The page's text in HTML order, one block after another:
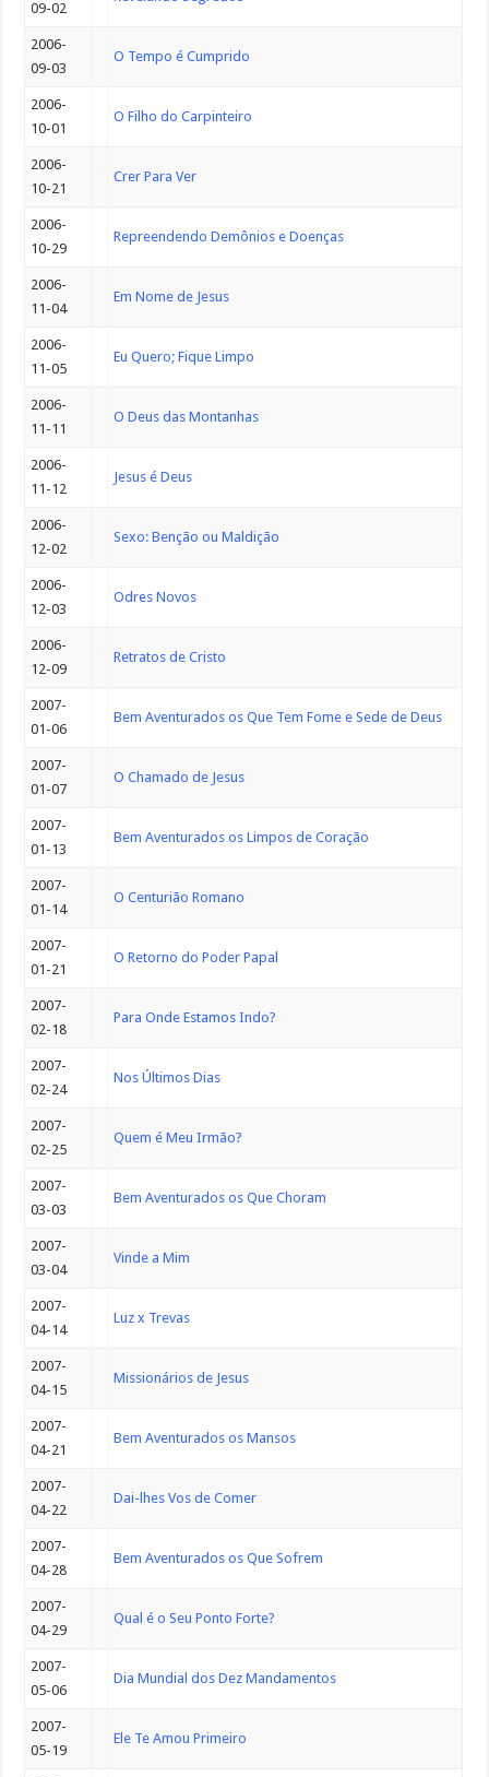
09-02
2006-
09-03
O Tempo é Cumprido
2006-
10-01
O Filho do Carpinteiro
2006-
10-21
Crer Para Ver
2006-
10-29
Repreendendo Demônios e Doenças
2006-
11-04
Em Nome de Jesus
2006-
11-05
Eu Quero; Fique Limpo
2006-
11-11
O Deus das Montanhas
2006-
11-12
Jesus é Deus
2006-
12-02
Sexo: Benção ou Maldição
2006-
12-03
Odres Novos
2006-
12-09
Retratos de Cristo
2007-
01-06
Bem Aventurados os Que Tem Fome e Sede de Deus
2007-
01-07
O Chamado de Jesus
2007-
01-13
Bem Aventurados os Limpos de Coração
2007-
01-14
O Centurião Romano
2007-
01-21
O Retorno do Poder Papal
2007-
02-18
Para Onde Estamos Indo?
2007-
02-24
Nos Últimos Dias
2007-
02-25
Quem é Meu Irmão?
2007-
03-03
Bem Aventurados os Que Choram
2007-
03-04
Vinde a Mim
2007-
04-14
Luz x Trevas
2007-
04-15
Missionários de Jesus
2007-
04-21
Bem Aventurados os Mansos
2007-
04-22
Dai-lhes Vos de Comer
2007-
04-28
Bem Aventurados os Que Sofrem
2007-
04-29
Qual é o Seu Ponto Forte?
2007-
05-06
Dia Mundial dos Dez Mandamentos
2007-
05-19
Ele Te Amou Primeiro